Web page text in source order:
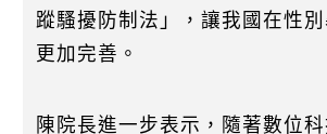
蹤騷擾防制法」，讓我國在性
更加完善。
陳院長進一步表示，隨著數位